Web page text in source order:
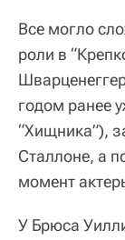
Все могло
роли в
годом ранее
“Хищника”),
Сталлоне, а
момент
У Брюса